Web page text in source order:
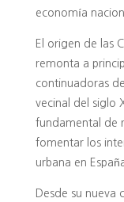
economía
El origen de las
remonta a
continuadoras
vecinal del siglo
fundamental de
fomentar los
urbana en
Desde su